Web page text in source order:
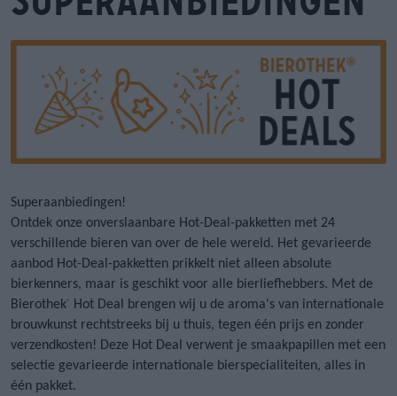
Superaanbiedingen!
Ontdek onze onverslaanbare Hot-Deal-pakketten met 24
verschillende bieren van over de hele wereld. Het gevarieerde
aanbod Hot-Deal-pakketten prikkelt niet alleen absolute
bierkenners, maar is geschikt voor alle bierliefhebbers. Met de
Bierothek®
Hot Deal brengen wij u de aroma's van internationale
brouwkunst rechtstreeks bij u thuis, tegen één prijs en zonder
verzendkosten! Deze Hot Deal verwent je smaakpapillen met een
selectie gevarieerde internationale bierspecialiteiten, alles in
één pakket.